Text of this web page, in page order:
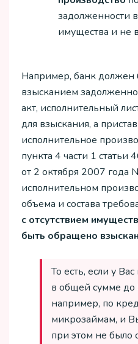
задолженности в
имущества и не
Например, банк должен
взысканием
акт, исполнительный
для взыскания, а
исполнительное
пункта 4 части 1 статьи
от 2 октября 2007 года
исполнительном
объема и состава
с отсутствием
быть обращено
То есть, если у
в общей сумме до
например, по
микрозаймам, и
при этом не было